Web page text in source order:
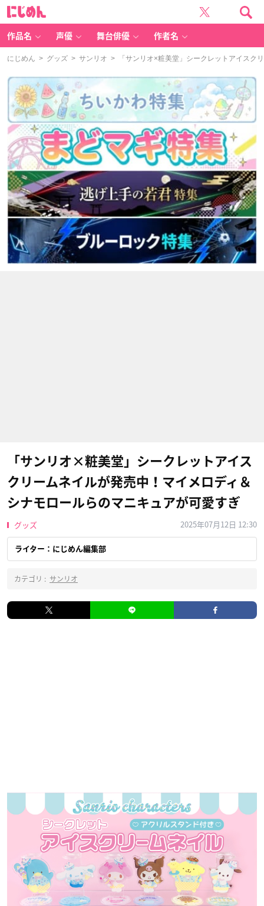
作品名 声優 舞台俳優 作者名
にじめん > グッズ > サンリオ > 「サンリオ×粧美堂」シークレットアイスク
「サンリオ×粧美堂」シークレットアイス
クリームネイルが発売中！マイメロディ＆
シナモロールらのマニキュアが可愛すぎ
グッズ 2025年07月12日 12:30
ライター：にじめん編集部
カテゴリ : サンリオ